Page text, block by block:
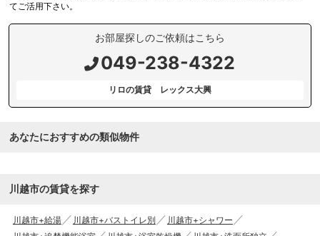
てご活用下さい。
お部屋探しのご依頼はこちら
049-238-4322
リロの賃貸 レックス大興
あなたにおすすめの類似物件
川越市の賃貸を探す
川越市+給湯 川越市+バストイレ別
川越市+シャワー